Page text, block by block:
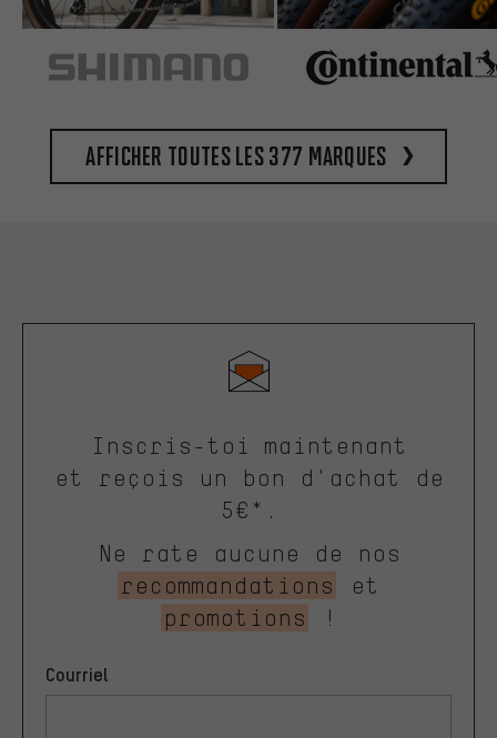
Afficher toutes les 377 marques
Inscris-toi maintenant
et reçois un bon d'achat de
5€*.
Ne rate aucune de nos
recommandations
et
promotions
!
Courriel